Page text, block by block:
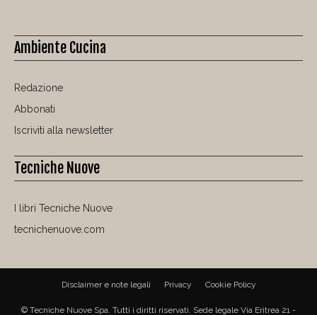
Ambiente Cucina
Redazione
Abbonati
Iscriviti alla newsletter
Tecniche Nuove
I libri Tecniche Nuove
tecnichenuove.com
Disclaimer e note legali Privacy Cookie Policy
© Tecniche Nuove Spa. Tutti i diritti riservati. Sede legale Via Eritrea 21 -